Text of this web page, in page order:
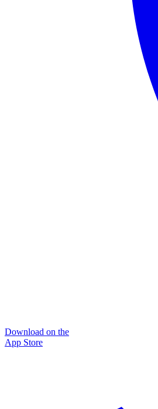
Download on the
App Store